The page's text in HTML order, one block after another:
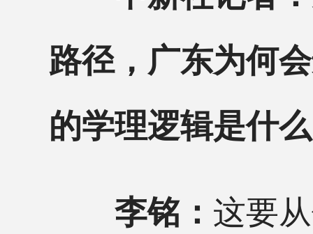
路径，广东为何
的学理逻辑是什
李铭： 这要